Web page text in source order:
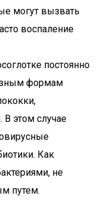
могут вызвать
воспаление
постоянно
формам
В этом случае
Как
не
путем.